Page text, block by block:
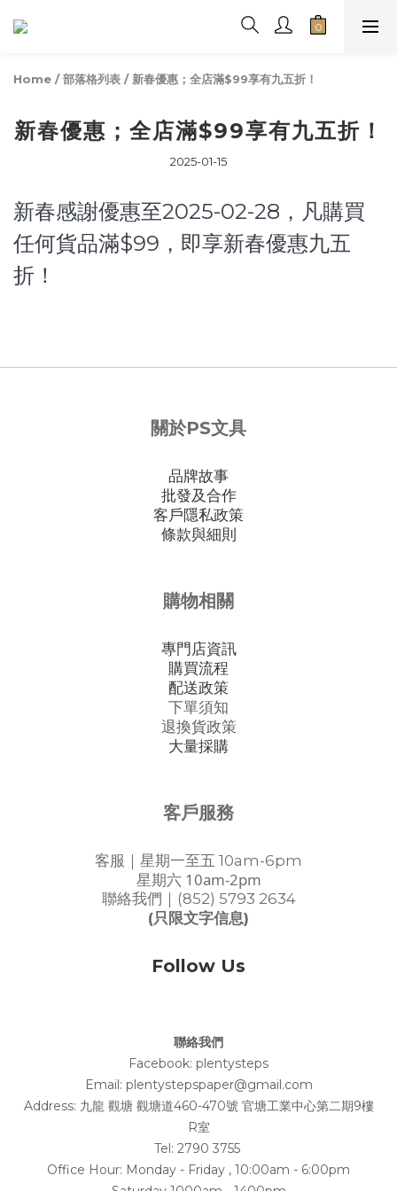
Home /部落格列表 / 新春優惠；全店滿$99享有九五折！
新春優惠；全店滿$99享有九五折！
2025-01-15
新春感謝優惠至2025-02-28，凡購買
任何貨品滿$99，即享新春優惠九五
折！
關於PS文具
品牌故事
批發及合作
客戶隱私政策
條款與細則
購物相關
專門店資訊
購買流程
配送政策
下單須知
退換貨政策
大量採購
客戶服務
客服｜星期一至五 10am-6pm
星期六 10am-2pm
聯絡我們｜(852) 5793 2634
(只限文字信息)
Follow Us
聯絡我們
Facebook: plentysteps
Email: plentystepspaper@gmail.com
Address: 九龍 觀塘 觀塘道460-470號 官塘工業中心第二期9樓
R室
Tel: 2790 3755
Office Hour: Monday - Friday , 10:00am - 6:00pm